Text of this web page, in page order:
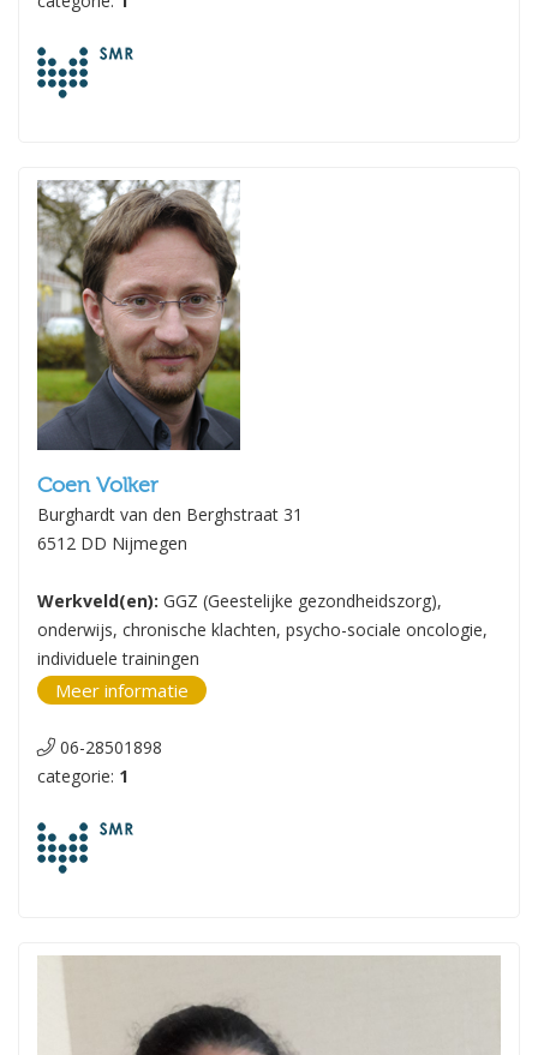
Coen Volker
Burghardt van den Berghstraat 31
6512 DD Nijmegen
Werkveld(en): GGZ (Geestelijke gezondheidszorg),
onderwijs, chronische klachten, psycho-sociale oncologie,
individuele trainingen
Meer informatie
06-28501898
categorie: 1